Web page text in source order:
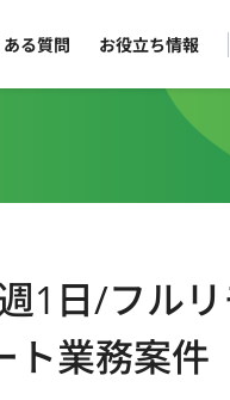
る質問 お役立ち情報
1日/フル
ト業務案件